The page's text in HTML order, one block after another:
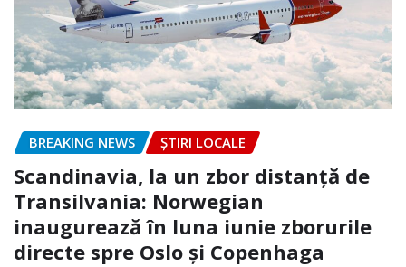
BREAKING NEWS ȘTIRI LOCALE
Scandinavia, la un zbor distanță de
Transilvania: Norwegian
inaugurează în luna iunie zborurile
directe spre Oslo și Copenhaga